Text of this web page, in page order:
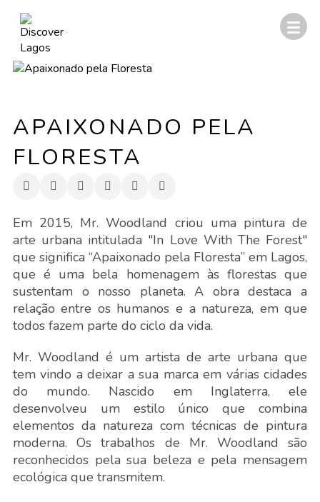
APAIXONADO PELA
FLORESTA
Em 2015, Mr. Woodland criou uma pintura de
arte urbana intitulada "In Love With The Forest"
que significa “Apaixonado pela Floresta” em Lagos,
que é uma bela homenagem às florestas que
sustentam o nosso planeta. A obra destaca a
relação entre os humanos e a natureza, em que
todos fazem parte do ciclo da vida.
Mr. Woodland é um artista de arte urbana que
tem vindo a deixar a sua marca em várias cidades
do mundo. Nascido em Inglaterra, ele
desenvolveu um estilo único que combina
elementos da natureza com técnicas de pintura
moderna. Os trabalhos de Mr. Woodland são
reconhecidos pela sua beleza e pela mensagem
ecológica que transmitem.